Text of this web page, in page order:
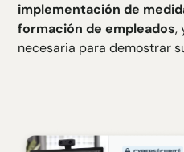
implementación de
formación de empleados,
necesaria para demostrar